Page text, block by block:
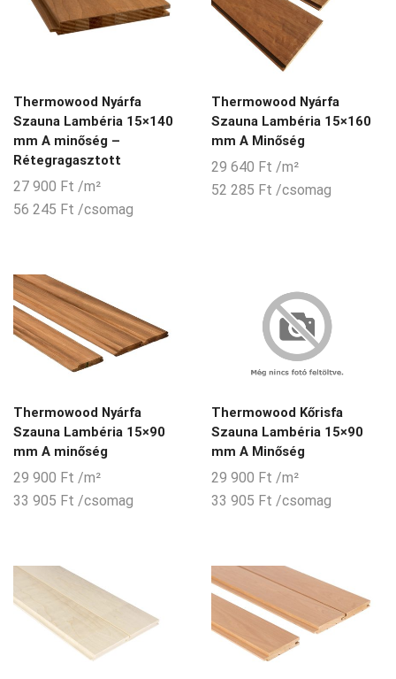
Thermowood Nyárfa
Szauna Lambéria 15×140
mm A minőség –
Rétegragasztott
27 900 Ft /m²
56 245 Ft /csomag
Thermowood Nyárfa
Szauna Lambéria 15×160
mm A Minőség
29 640 Ft /m²
52 285 Ft /csomag
Thermowood Nyárfa
Szauna Lambéria 15×90
mm A minőség
29 900 Ft /m²
33 905 Ft /csomag
Thermowood Kőrisfa
Szauna Lambéria 15×90
mm A Minőség
29 900 Ft /m²
33 905 Ft /csomag